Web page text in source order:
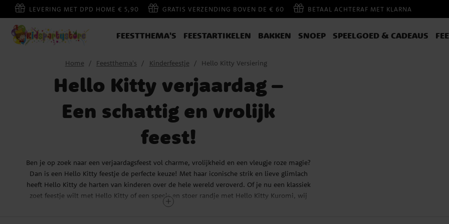
LEVERING MET DPD HOME € 5,90 GRATIS VERZENDING BOVEN DE € 60 BETAAL ACHTERAF MET KLARNA
FEESTTHEMA'S FEESTARTIKELEN BAKKEN SNOEP SPEELGOED & CADEAUS
Home Feestthema's Kinderfeestje Hello Kitty Versiering
Hello Kitty verjaardag –
Een schattig en vrolijk
feest!
Ben je op zoek naar een verjaardagsfeest vol charme, vrolijkheid en een vleugje roze magie?
Dan is een Hello Kitty feestje de perfecte keuze! Met haar iconische strik en lieve glimlach
heeft Hello Kitty de harten van kinderen over de hele wereld veroverd. Of je nu een klassiek
zoet feestje wilt met Hello Kitty of een speels en stoer randje met Hello Kitty Kuromi, wij
hebben de versieringen en feestartikelen die jouw feest compleet maken.